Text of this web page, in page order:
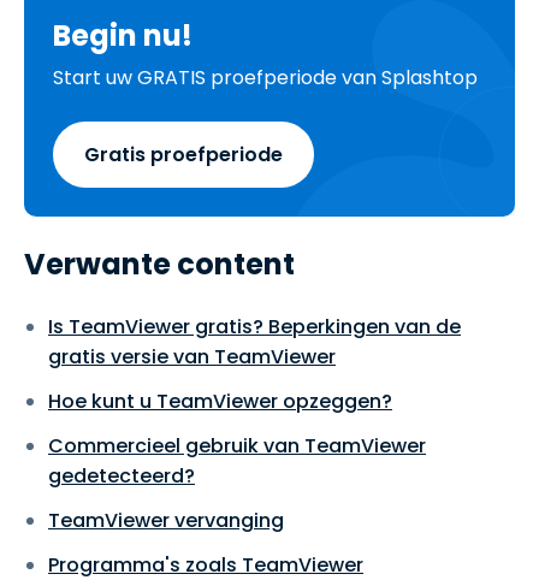
Begin nu!
Start uw GRATIS proefperiode van Splashtop
Gratis proefperiode
Verwante content
Is TeamViewer gratis? Beperkingen van de
gratis versie van TeamViewer
Hoe kunt u TeamViewer opzeggen?
Commercieel gebruik van TeamViewer
gedetecteerd?
TeamViewer vervanging
Programma's zoals TeamViewer